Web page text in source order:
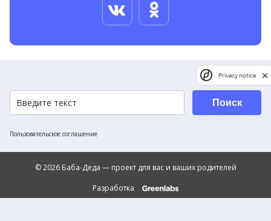
Пользовательское соглашение
Поиск
© 2026 Баба-Деда — проект для вас и ваших родителей
Разработка
Privacy notice